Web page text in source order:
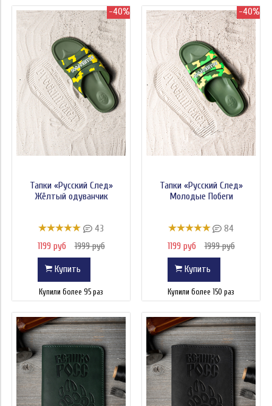
-40%
Тапки «Русский След»
Жёлтый одуванчик
43
1199 руб
1999 руб
Купить
Купили более 95 раз
-40%
Тапки «Русский След»
Молодые Побеги
84
1199 руб
1999 руб
Купить
Купили более 150 раз